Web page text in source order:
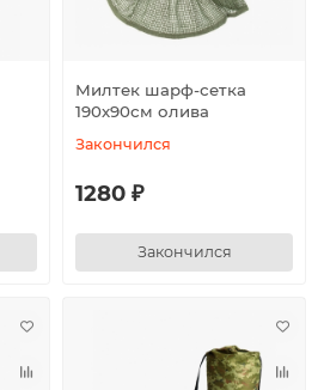
Милтек шарф-сетка
190х90см олива
Закончился
1280 ₽
Закончился